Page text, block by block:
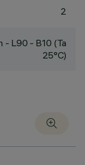
2
- L90 - B10 (Ta
25°C)